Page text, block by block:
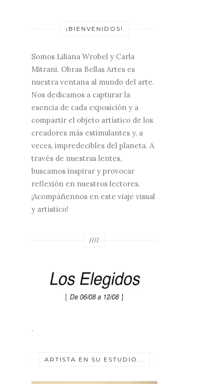
¡BIENVENIDOS!
Somos Liliana Wrobel y Carla
Mitrani. Obras Bellas Artes es
nuestra ventana al mundo del arte.
Nos dedicamos a capturar la
esencia de cada exposición y a
compartir el objeto artístico de los
creadores más estimulantes y, a
veces, impredecibles del planeta. A
través de nuestras lentes,
buscamos inspirar y provocar
reflexión en nuestros lectores.
¡Acompáñennos en este viaje visual
y artístico!
////
.
ARTISTA EN SU ESTUDIO...